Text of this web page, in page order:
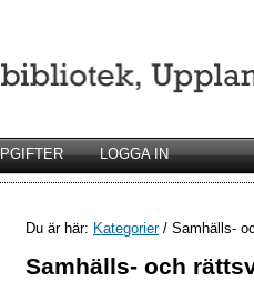
LOGGA IN
Du är här: Kategorier/ Samhälls-
Samhälls- och